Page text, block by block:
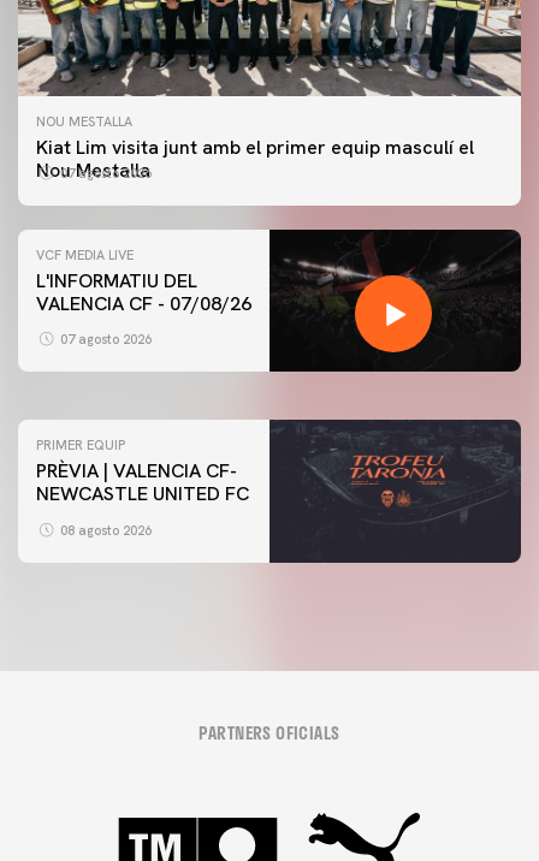
NOU MESTALLA
Kiat Lim visita junt amb el primer equip masculí el
Nou Mestalla
07 agosto 2026
VCF MEDIA LIVE
L'INFORMATIU DEL
VALENCIA CF - 07/08/26
07 agosto 2026
PRIMER EQUIP
ENTRENAMENT DEL VALENCIA CF 7/8/2026
PRIMER EQUIP
PRÈVIA | VALENCIA CF-
NEWCASTLE UNITED FC
08 agosto 2026
PARTNERS OFICIALS